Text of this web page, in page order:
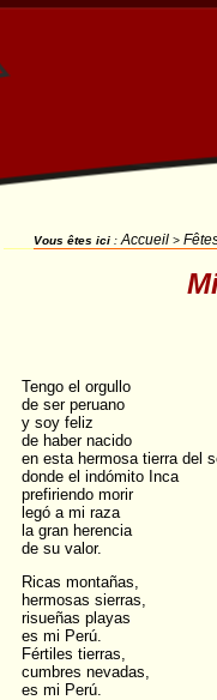
Vous êtes ici : Accueil >
Tengo el orgullo
de ser peruano
y soy feliz
de haber nacido
en esta hermosa tierra del
donde el indómito Inca
prefiriendo morir
legó a mi raza
la gran herencia
de su valor.
Ricas montañas,
hermosas sierras,
risueñas playas
es mi Perú.
Fértiles tierras,
cumbres nevadas,
es mi Perú.